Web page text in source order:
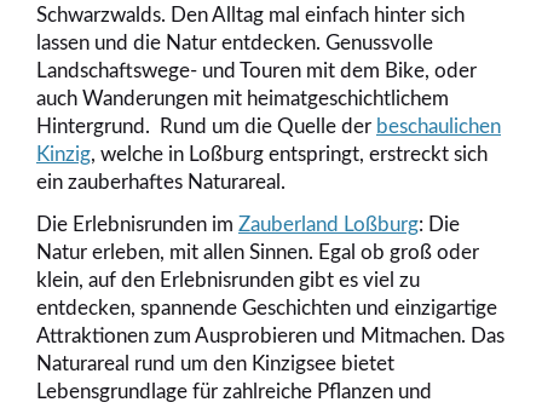
Schwarzwalds. Den Alltag mal einfach hinter sich
lassen und die Natur entdecken. Genussvolle
Landschaftswege- und Touren mit dem Bike, oder
auch Wanderungen mit heimatgeschichtlichem
Hintergrund. Rund um die Quelle der beschaulichen
Kinzig, welche in Loßburg entspringt, erstreckt sich
ein zauberhaftes Naturareal.
Die Erlebnisrunden im Zauberland Loßburg: Die
Natur erleben, mit allen Sinnen. Egal ob groß oder
klein, auf den Erlebnisrunden gibt es viel zu
entdecken, spannende Geschichten und einzigartige
Attraktionen zum Ausprobieren und Mitmachen. Das
Naturareal rund um den Kinzigsee bietet
Lebensgrundlage für zahlreiche Pflanzen und